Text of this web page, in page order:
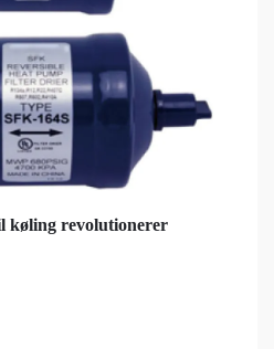
køling revolutionerer